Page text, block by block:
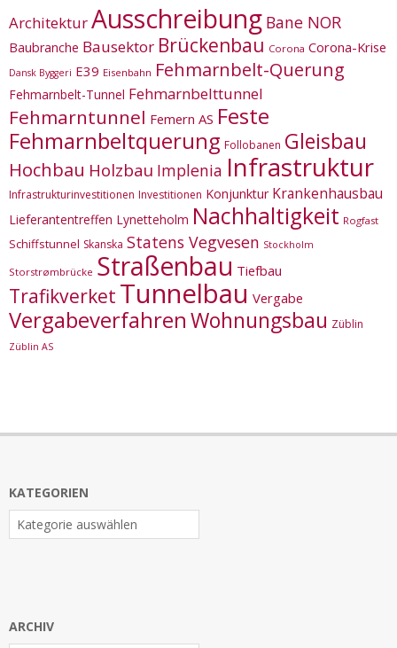
ArchitekturAusschreibung Bane NOR
Baubranche Bausektor Brückenbau Corona Corona-Krise
Dansk Byggeri E39 Eisenbahn Fehmarnbelt-Querung
Fehmarnbelt-Tunnel Fehmarnbelttunnel
Fehmarntunnel Femern AS Feste
Fehmarnbeltquerung Follobanen Gleisbau
Hochbau Holzbau Implenia Infrastruktur
Infrastrukturinvestitionen Investitionen Konjunktur Krankenhausbau
Lieferantentreffen Lynetteholm Nachhaltigkeit Rogfast
Schiffstunnel Skanska Statens Vegvesen Stockholm
Storstrømbrücke Straßenbau Tiefbau
Trafikverket Tunnelbau Vergabe
VergabeverfahrenWohnungsbau Züblin
Züblin AS
KATEGORIEN
Kategorien
ARCHIV